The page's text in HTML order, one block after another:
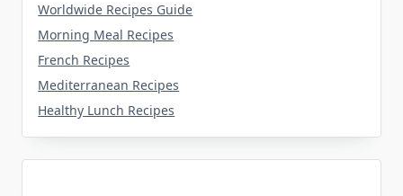
Worldwide Recipes Guide
Morning Meal Recipes
French Recipes
Mediterranean Recipes
Healthy Lunch Recipes